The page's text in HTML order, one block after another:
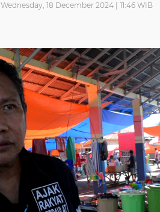
Wednesday, 18 December 2024 | 11:46 WIB